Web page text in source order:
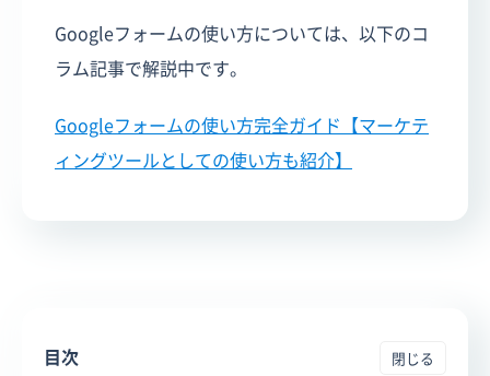
Googleフォームの使い方については、以下のコ
ラム記事で解説中です。
Googleフォームの使い方完全ガイド【マーケテ
ィングツールとしての使い方も紹介】
目次